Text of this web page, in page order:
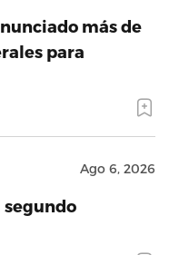
más de
para
Ago 6, 2026
segundo